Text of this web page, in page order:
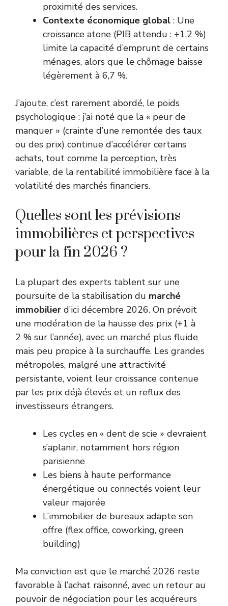
proximité des services.
Contexte économique global : Une
croissance atone (PIB attendu : +1,2 %)
limite la capacité d’emprunt de certains
ménages, alors que le chômage baisse
légèrement à 6,7 %.
J’ajoute, c’est rarement abordé, le poids
psychologique : j’ai noté que la « peur de
manquer » (crainte d’une remontée des taux
ou des prix) continue d’accélérer certains
achats, tout comme la perception, très
variable, de la rentabilité immobilière face à la
volatilité des marchés financiers.
Quelles sont les prévisions
immobilières et perspectives
pour la fin 2026 ?
La plupart des experts tablent sur une
poursuite de la stabilisation du marché
immobilier d’ici décembre 2026. On prévoit
une modération de la hausse des prix (+1 à
2 % sur l’année), avec un marché plus fluide
mais peu propice à la surchauffe. Les grandes
métropoles, malgré une attractivité
persistante, voient leur croissance contenue
par les prix déjà élevés et un reflux des
investisseurs étrangers.
Les cycles en « dent de scie » devraient
s’aplanir, notamment hors région
parisienne
Les biens à haute performance
énergétique ou connectés voient leur
valeur majorée
L’immobilier de bureaux adapte son
offre (flex office, coworking, green
building)
Ma conviction est que le marché 2026 reste
favorable à l’achat raisonné, avec un retour au
pouvoir de négociation pour les acquéreurs